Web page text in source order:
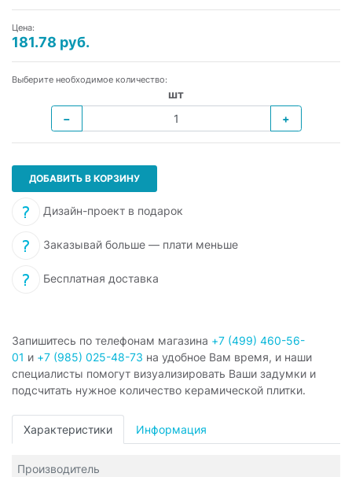
Цена:
181.78 руб.
Выберите необходимое количество:
шт
−
+
ДОБАВИТЬ В КОРЗИНУ
Дизайн-проект в подарок
Заказывай больше — плати меньше
Бесплатная доставка
Запишитесь по телефонам магазина +7 (499) 460-56-
01 и +7 (985) 025-48-73 на удобное Вам время, и наши
специалисты помогут визуализировать Ваши задумки и
подсчитать нужное количество керамической плитки.
Характеристики Информация
Производитель